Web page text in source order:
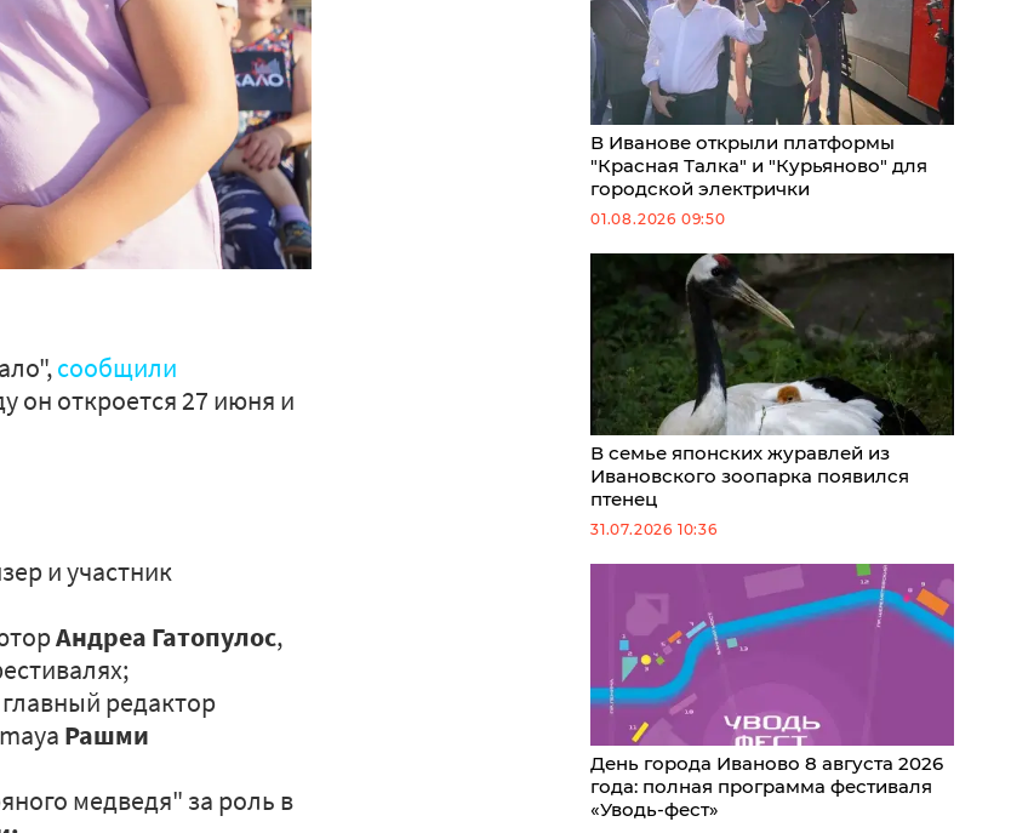
сообщили
он откроется 27 июня и
и участник
Андреа Гатопулос,
редактор
Рашми
медведя" за роль в
В Иванове открыли платформы
"Красная Талка" и "Курьяново" для
городской электрички
01.08.2026 09:50
В семье японских журавлей из
Ивановского зоопарка появился
птенец
31.07.2026 10:36
День города Иваново 8 августа 2026
года: полная программа фестиваля
«Уводь-фест»